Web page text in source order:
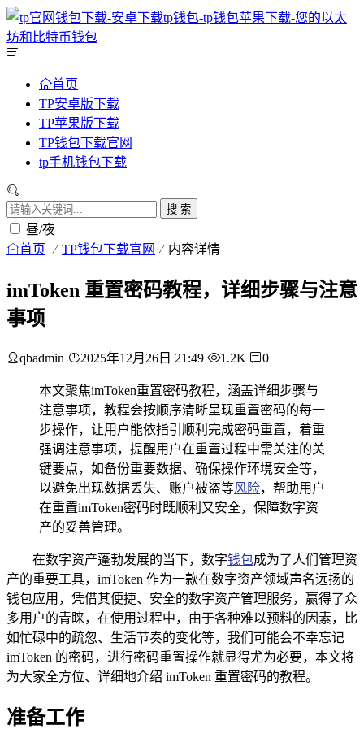
首页
TP安卓版下载
TP苹果版下载
TP钱包下载官网
tp手机钱包下载
搜 索
昼/夜
首页 TP钱包下载官网 内容详情
imToken 重置密码教程，详细步骤与注意
事项
qbadmin 2025年12月26日 21:49 1.2K 0
本文聚焦imToken重置密码教程，涵盖详细步骤与
注意事项，教程会按顺序清晰呈现重置密码的每一
步操作，让用户能依指引顺利完成密码重置，着重
强调注意事项，提醒用户在重置过程中需关注的关
键要点，如备份重要数据、确保操作环境安全等，
以避免出现数据丢失、账户被盗等风险，帮助用户
在重置imToken密码时既顺利又安全，保障数字资
产的妥善管理。
在数字资产蓬勃发展的当下，数字钱包成为了人们管理资
产的重要工具，imToken 作为一款在数字资产领域声名远扬的
钱包应用，凭借其便捷、安全的数字资产管理服务，赢得了众
多用户的青睐，在使用过程中，由于各种难以预料的因素，比
如忙碌中的疏忽、生活节奏的变化等，我们可能会不幸忘记
imToken 的密码，进行密码重置操作就显得尤为必要，本文将
为大家全方位、详细地介绍 imToken 重置密码的教程。
准备工作